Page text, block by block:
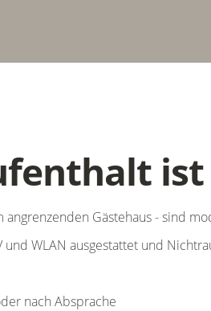
ist
Gästehaus - sind
und WLAN ausgestattet und
nach Absprache